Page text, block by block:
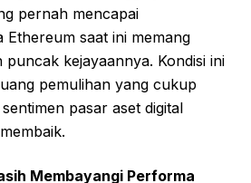
pernah mencapai
saat ini memang
puncak kejayaannya. Kondisi ini
pemulihan yang cukup
pasar aset digital
Membayangi Performa